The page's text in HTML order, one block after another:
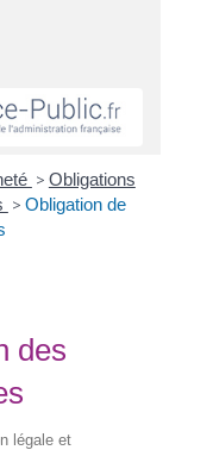
> Obligations
> Obligation de
des
légale et